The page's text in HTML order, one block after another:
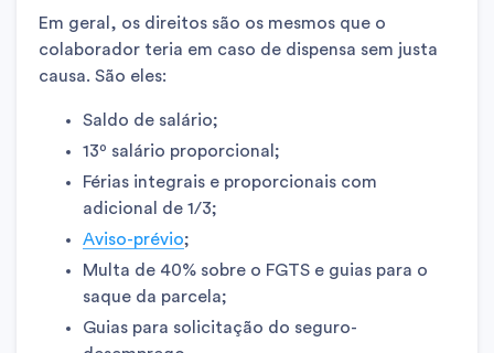
Em geral, os direitos são os mesmos que o
colaborador teria em caso de dispensa sem justa
causa. São eles:
Saldo de salário;
13º salário proporcional;
Férias integrais e proporcionais com
adicional de 1/3;
Aviso-prévio;
Multa de 40% sobre o FGTS e guias para o
saque da parcela;
Guias para solicitação do seguro-